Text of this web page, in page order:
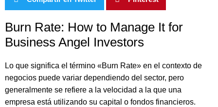
Burn Rate: How to Manage It for
Business Angel Investors
Lo que significa el término «Burn Rate» en el contexto de
negocios puede variar dependiendo del sector, pero
generalmente se refiere a la velocidad a la que una
empresa está utilizando su capital o fondos financieros.